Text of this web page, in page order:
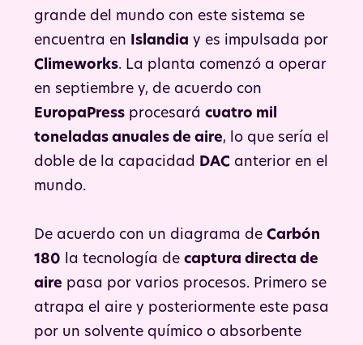
grande del mundo con este sistema se
encuentra en
Islandia y es impulsada por
Climeworks. La planta comenzó a operar
en septiembre y, de acuerdo con
EuropaPress procesará cuatro mil
toneladas anuales de aire, lo que sería el
doble de la capacidad
DAC anterior en el
mundo.
De acuerdo con un diagrama de Carbón
180 la tecnología de captura directa de
aire pasa por varios procesos. Primero se
atrapa el aire y posteriormente este pasa
por un solvente químico o absorbente